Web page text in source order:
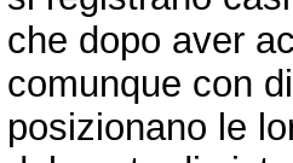
che dopo aver
comunque con
posizionano le